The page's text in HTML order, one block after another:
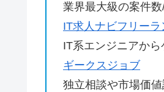
業界最大級の案件
IT求人ナビフリーラ
IT系エンジニアか
ギークスジョブ
独立相談や市場価